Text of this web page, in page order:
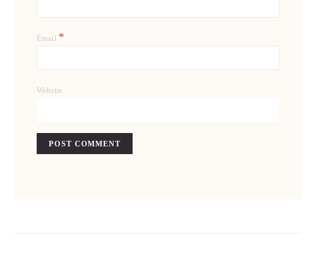
Email *
Website